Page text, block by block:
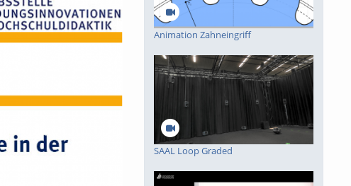
Animation Zahneingriff
SAAL Loop Graded